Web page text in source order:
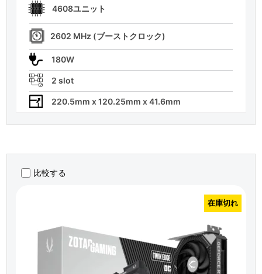
4608ユニット
2602 MHz (ブーストクロック)
180W
2 slot
220.5mm x 120.25mm x 41.6mm
比較する
在庫切れ